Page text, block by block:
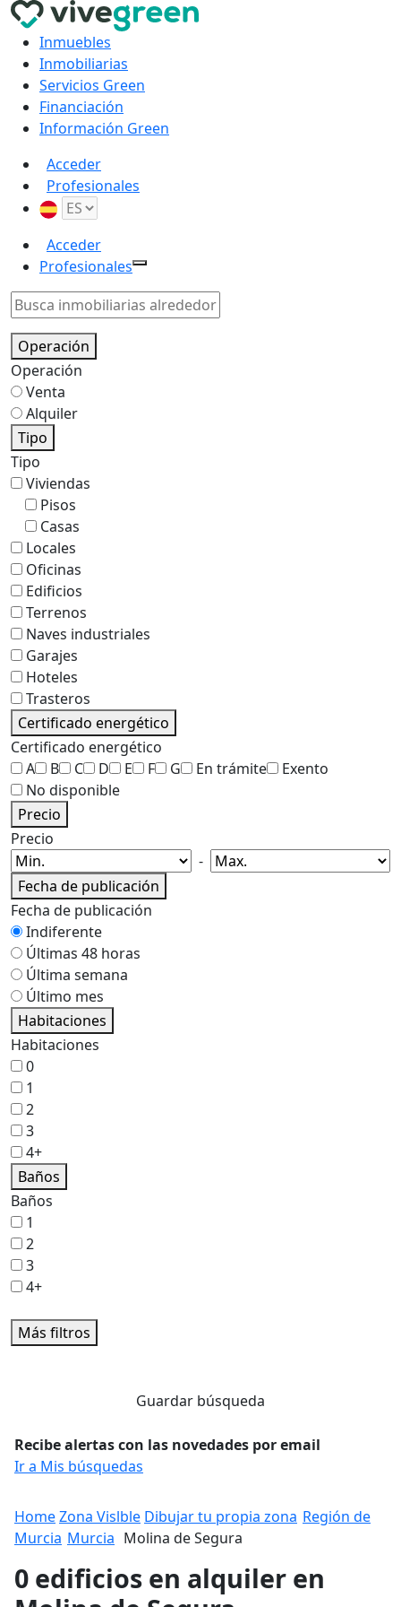
Inmuebles
Inmobiliarias
Servicios Green
Financiación
Información Green
Acceder
Profesionales
Acceder
Profesionales
Operación
Operación
Venta
Alquiler
Tipo
Tipo
Viviendas
Pisos
Casas
Locales
Oficinas
Edificios
Terrenos
Naves industriales
Garajes
Hoteles
Trasteros
Certificado energético
Certificado energético
A
B C D E F G En trámite
Exento
No disponible
Precio
Precio
-
Fecha de publicación
Fecha de publicación
Indiferente
Últimas 48 horas
Última semana
Último mes
Habitaciones
Habitaciones
0
1
2
3
4+
Baños
Baños
1
2
3
4+
Más filtros
Guardar búsqueda
Recibe alertas con las novedades por email
Ir a Mis búsquedas
HomeZona Vislble Dibujar tu propia zona Región de
Murcia Murcia Molina de Segura
0 edificios en alquiler en